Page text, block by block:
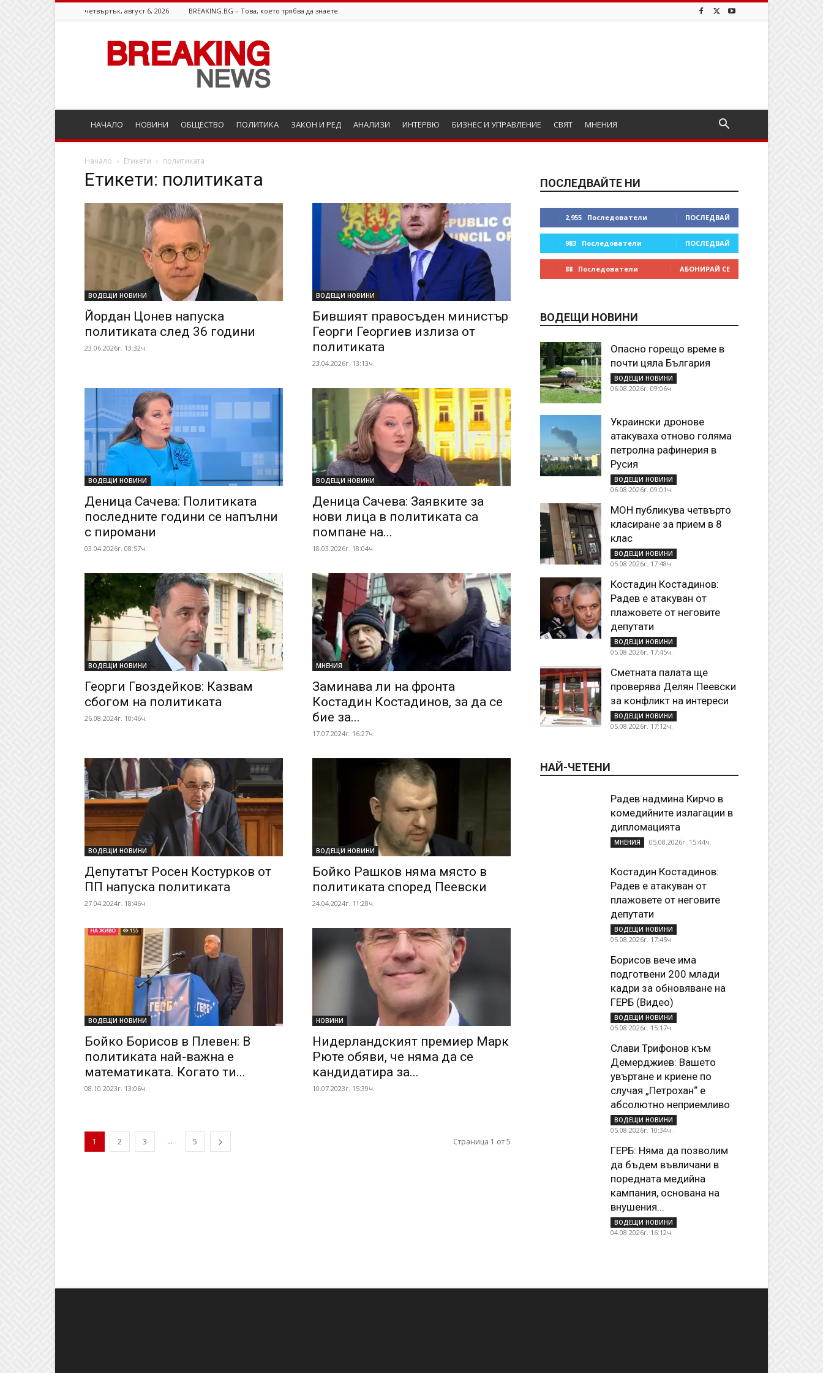
четвъртък, август 6, 2026 BREAKING.BG – Това, което трябва да знаете
Breaking.bg
НАЧАЛО НОВИНИ ОБЩЕСТВО ПОЛИТИКА ЗАКОН И РЕД АНАЛИЗИ ИНТЕРВЮ БИЗНЕС И УПРАВЛЕНИЕ СВЯТ МНЕНИЯ
Начало Етикети политиката
Етикети: политиката
ВОДЕЩИ НОВИНИ
Йордан Цонев напуска
политиката след 36 години
23.06.2026г. 13:32ч.
ВОДЕЩИ НОВИНИ
Бившият правосъден министър
Георги Георгиев излиза от
политиката
23.04.2026г. 13:13ч.
ВОДЕЩИ НОВИНИ
Деница Сачева: Политиката
последните години се напълни
с пиромани
03.04.2026г. 08:57ч.
ВОДЕЩИ НОВИНИ
Деница Сачева: Заявките за
нови лица в политиката са
помпане на...
18.03.2026г. 18:04ч.
ВОДЕЩИ НОВИНИ
Георги Гвоздейков: Казвам
сбогом на политиката
26.08.2024г. 10:46ч.
МНЕНИЯ
Заминава ли на фронта
Костадин Костадинов, за да се
бие за...
17.07.2024г. 16:27ч.
ВОДЕЩИ НОВИНИ
Депутатът Росен Костурков от
ПП напуска политиката
27.04.2024г. 18:46ч.
ВОДЕЩИ НОВИНИ
Бойко Рашков няма място в
политиката според Пеевски
24.04.2024г. 11:28ч.
ВОДЕЩИ НОВИНИ
Бойко Борисов в Плевен: В
политиката най-важна е
математиката. Когато ти...
08.10.2023г. 13:06ч.
НОВИНИ
Нидерландският премиер Марк
Рюте обяви, че няма да се
кандидатира за...
10.07.2023г. 15:39ч.
1 2 3 ... 5 Страница 1 от 5
ПОСЛЕДВАЙТЕ НИ
2,955 Последователи ПОСЛЕДВАЙ
983 Последователи ПОСЛЕДВАЙ
88 Последователи АБОНИРАЙ СЕ
ВОДЕЩИ НОВИНИ
Опасно горещо време в
почти цяла България
ВОДЕЩИ НОВИНИ
06.08.2026г. 09:06ч.
Украински дронове
атакуваха отново голяма
петролна рафинерия в
Русия
ВОДЕЩИ НОВИНИ
06.08.2026г. 09:01ч.
МОН публикува четвърто
класиране за прием в 8
клас
ВОДЕЩИ НОВИНИ
05.08.2026г. 17:48ч.
Костадин Костадинов:
Радев е атакуван от
плажoвете от неговите
депутати
ВОДЕЩИ НОВИНИ
05.08.2026г. 17:45ч.
Сметната палата ще
проверява Делян Пеевски
за конфликт на интереси
ВОДЕЩИ НОВИНИ
05.08.2026г. 17:12ч.
НАЙ-ЧЕТЕНИ
Радев надмина Кирчо в
комедийните излагации в
дипломацията
МНЕНИЯ 05.08.2026г. 15:44ч.
Костадин Костадинов:
Радев е атакуван от
плажoвете от неговите
депутати
ВОДЕЩИ НОВИНИ
05.08.2026г. 17:45ч.
Борисов вече има
подготвени 200 млади
кадри за обновяване на
ГЕРБ (Видео)
ВОДЕЩИ НОВИНИ
05.08.2026г. 15:17ч.
Слави Трифонов към
Демерджиев: Вашето
увъртане и криене по
случая „Петрохан“ е
абсолютно неприемливо
ВОДЕЩИ НОВИНИ
05.08.2026г. 10:34ч.
ГЕРБ: Няма да позволим
да бъдем въвличани в
поредната медийна
кампания, основана на
внушения...
ВОДЕЩИ НОВИНИ
04.08.2026г. 16:12ч.